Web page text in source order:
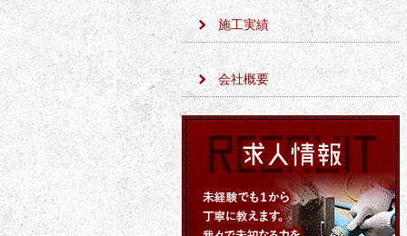
施工実績
会社概要